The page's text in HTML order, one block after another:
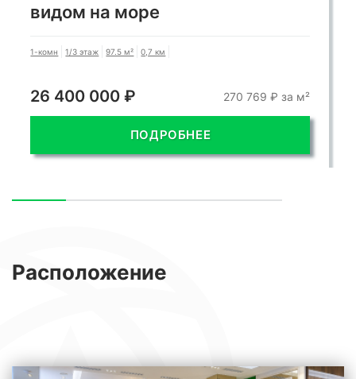
видом на море
1-комн 1/3 этаж 97.5 м² 0,7 км
26 400 000 ₽ 270 769 ₽ за м²
ПОДРОБНЕЕ
Расположение